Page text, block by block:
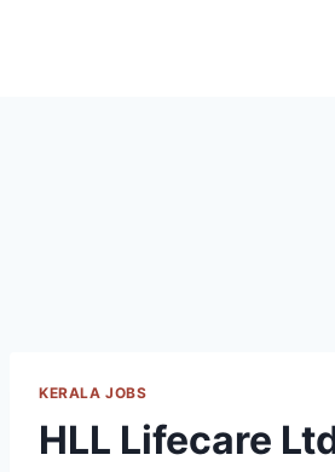
KERALA JOBS
HLL Lifecare